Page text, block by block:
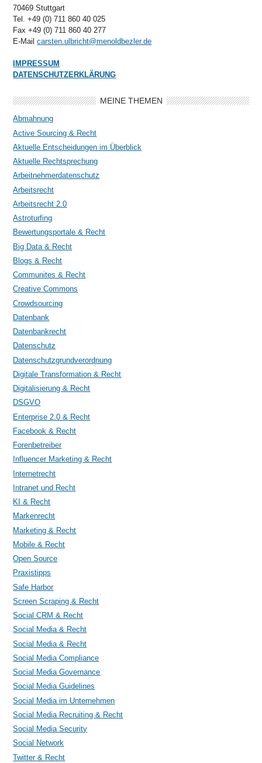
70469 Stuttgart
Tel. +49 (0) 711 860 40 025
Fax +49 (0) 711 860 40 277
E-Mailcarsten.ulbricht@menoldbezler.de
IMPRESSUM
DATENSCHUTZERKLÄRUNG
MEINE THEMEN
Abmahnung
Active Sourcing & Recht
Aktuelle Entscheidungen im Überblick
Aktuelle Rechtsprechung
Arbeitnehmerdatenschutz
Arbeitsrecht
Arbeitsrecht 2.0
Astroturfing
Bewertungsportale & Recht
Big Data & Recht
Blogs & Recht
Communites & Recht
Creative Commons
Crowdsourcing
Datenbank
Datenbankrecht
Datenschutz
Datenschutzgrundverordnung
Digitale Transformation & Recht
Digitalisierung & Recht
DSGVO
Enterprise 2.0 & Recht
Facebook & Recht
Forenbetreiber
Influencer Marketing & Recht
Internetrecht
Intranet und Recht
KI & Recht
Markenrecht
Marketing & Recht
Mobile & Recht
Open Source
Praxistipps
Safe Harbor
Screen Scraping & Recht
Social CRM & Recht
Social Media & Recht
Social Media & Recht
Social Media Compliance
Social Media Governance
Social Media Guidelines
Social Media im Unternehmen
Social Media Recruiting & Recht
Social Media Security
Social Network
Twitter & Recht